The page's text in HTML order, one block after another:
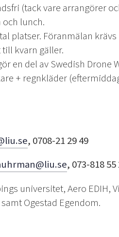
(tack vare arrangörer
lunch.
platser. Föranmälan krävs
till kvarn gäller.
en del av Swedish Drone
+ regnkläder
, 0708-21 29 49
, 073-818 55
universitet, Aero EDIH,
Ogestad Egendom.